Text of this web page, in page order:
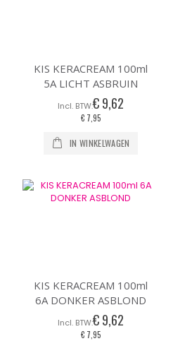
KIS KERACREAM 100ml
5A LICHT ASBRUIN
€ 9,62
€ 7,95
IN WINKELWAGEN
KIS KERACREAM 100ml
6A DONKER ASBLOND
€ 9,62
€ 7,95